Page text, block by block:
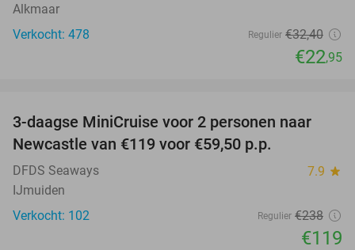
Alkmaar
Verkocht: 478
Regulier €32,40
€22,95
50%
3-daagse MiniCruise voor 2 personen naar
Newcastle van €119 voor €59,50 p.p.
DFDS Seaways 7.9 star
IJmuiden
Verkocht: 102
Regulier €238
€119